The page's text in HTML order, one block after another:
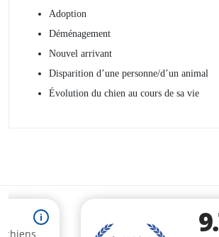
Adoption
Déménagement
Nouvel arrivant
Disparition d’une personne/d’un animal
Évolution du chien au cours de sa vie